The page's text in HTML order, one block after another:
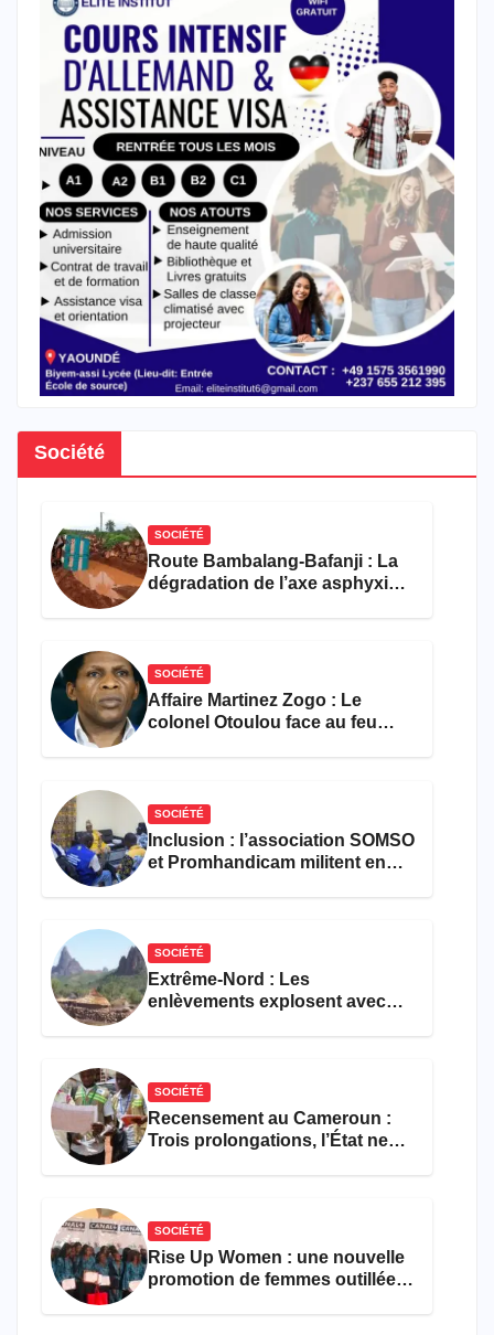
Société
SOCIÉTÉ
Route Bambalang-Bafanji : La
dégradation de l’axe asphyxie
SOCIÉTÉ
Affaire Martinez Zogo : Le
colonel Otoulou face au feu
SOCIÉTÉ
Inclusion : l’association SOMSO
et Promhandicam militent en
SOCIÉTÉ
Extrême-Nord : Les
enlèvements explosent avec
SOCIÉTÉ
Recensement au Cameroun :
Trois prolongations, l’État ne
SOCIÉTÉ
Rise Up Women : une nouvelle
promotion de femmes outillées